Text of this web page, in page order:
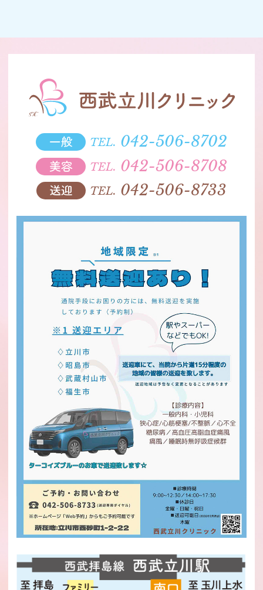
一般 TEL. 042-506-8702
美容 TEL. 042-506-8708
送迎 TEL. 042-506-8733